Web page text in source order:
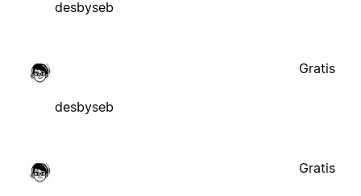
desbyseb
desbyseb
Gratis
Gratis